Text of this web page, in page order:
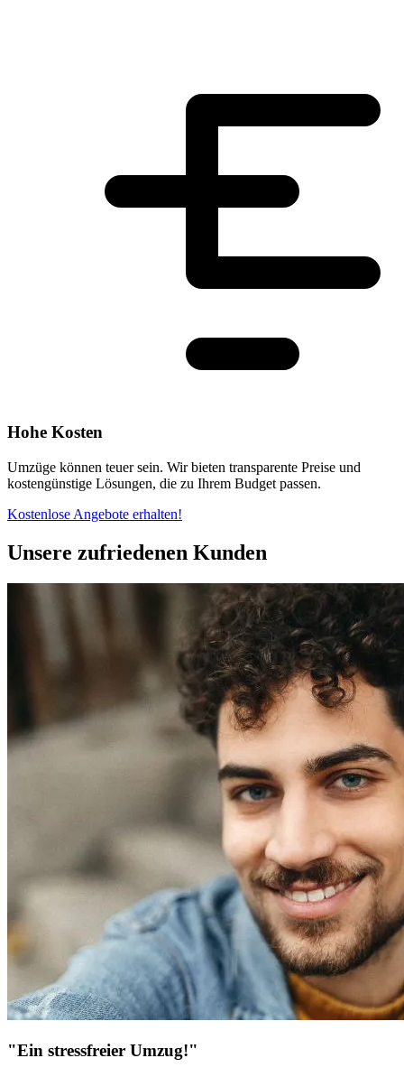
Hohe Kosten
Umzüge können teuer sein. Wir bieten transparente Preise und
kostengünstige Lösungen, die zu Ihrem Budget passen.
Kostenlose Angebote erhalten!
Unsere zufriedenen Kunden
"Ein stressfreier Umzug!"